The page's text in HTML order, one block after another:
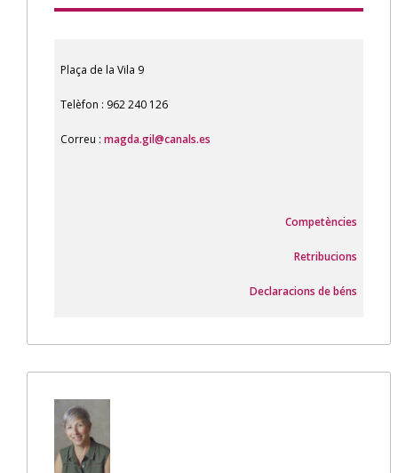
Plaça de la Vila 9
Telèfon : 962 240 126
Correu : magda.gil@canals.es
Competències
Retribucions
Declaracions de béns